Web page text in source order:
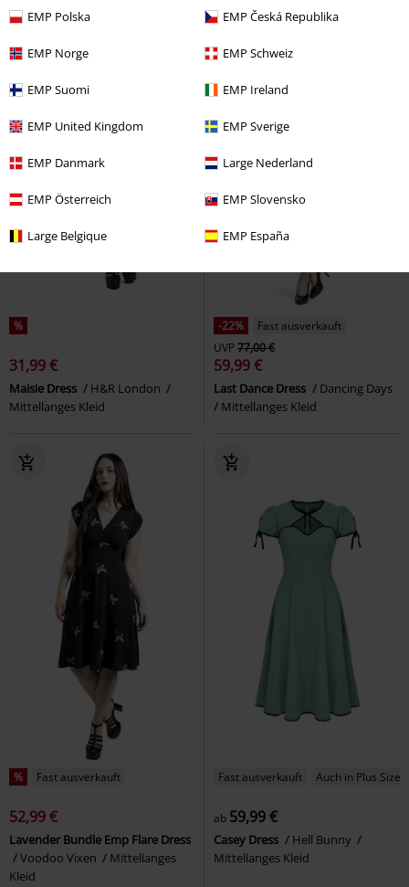
EMP Polska EMP Česká Republika
EMP Norge EMP Schweiz
EMP Suomi EMP Ireland
EMP United Kingdom EMP Sverige
EMP Danmark Large Nederland
EMP Österreich EMP Slovensko
Large Belgique EMP España
%
31,99 €
Maisie Dress
H&R London
Mittellanges Kleid
-22%
Fast ausverkauft
UVP77,00 €
59,99 €
Last Dance Dress
Dancing Days
Mittellanges Kleid
% Fast ausverkauft
52,99 €
Lavender Bundle Emp Flare Dress
Voodoo Vixen
Mittellanges
Kleid
Fast ausverkauft Auch in Plus Size
ab 59,99 €
Casey Dress
Hell Bunny
Mittellanges Kleid